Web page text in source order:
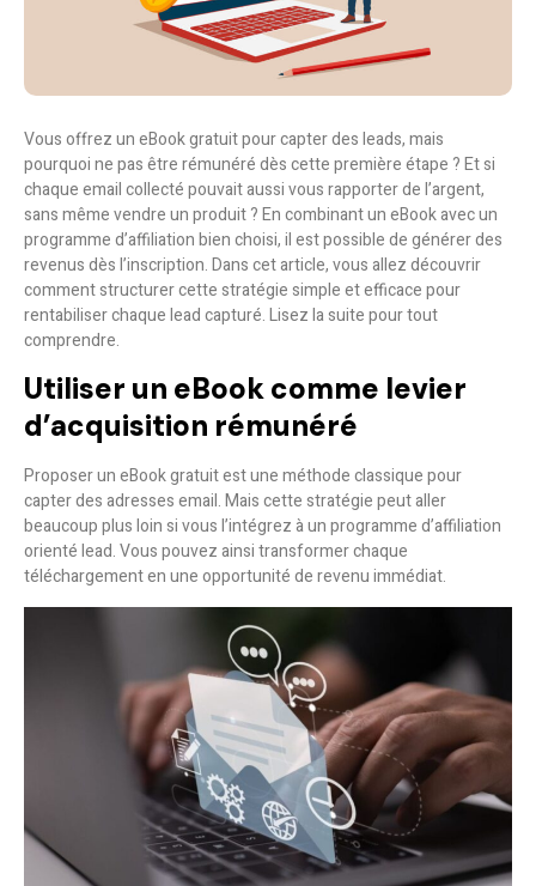
Vous offrez un eBook gratuit pour capter des leads, mais
pourquoi ne pas être rémunéré dès cette première étape ? Et si
chaque email collecté pouvait aussi vous rapporter de l’argent,
sans même vendre un produit ? En combinant un eBook avec un
programme d’affiliation bien choisi, il est possible de générer des
revenus dès l’inscription. Dans cet article, vous allez découvrir
comment structurer cette stratégie simple et efficace pour
rentabiliser chaque lead capturé. Lisez la suite pour tout
comprendre.
Utiliser un eBook comme levier
d’acquisition rémunéré
Proposer un eBook gratuit est une méthode classique pour
capter des adresses email. Mais cette stratégie peut aller
beaucoup plus loin si vous l’intégrez à unprogramme d’affiliation
orienté lead. Vous pouvez ainsi transformer chaque
téléchargement en une opportunité de revenu immédiat.